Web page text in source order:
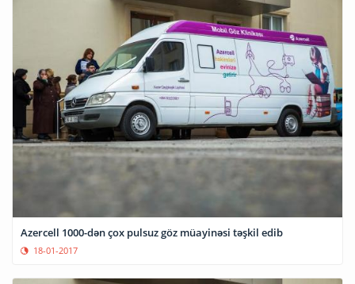
Azercell 1000-dən çox pulsuz göz müayinəsi təşkil edib
18-01-2017